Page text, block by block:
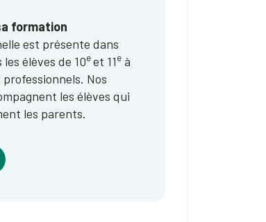
formation
est présente dans
élèves de 10eet 11e​ à
Nos
les élèves qui
les parents.